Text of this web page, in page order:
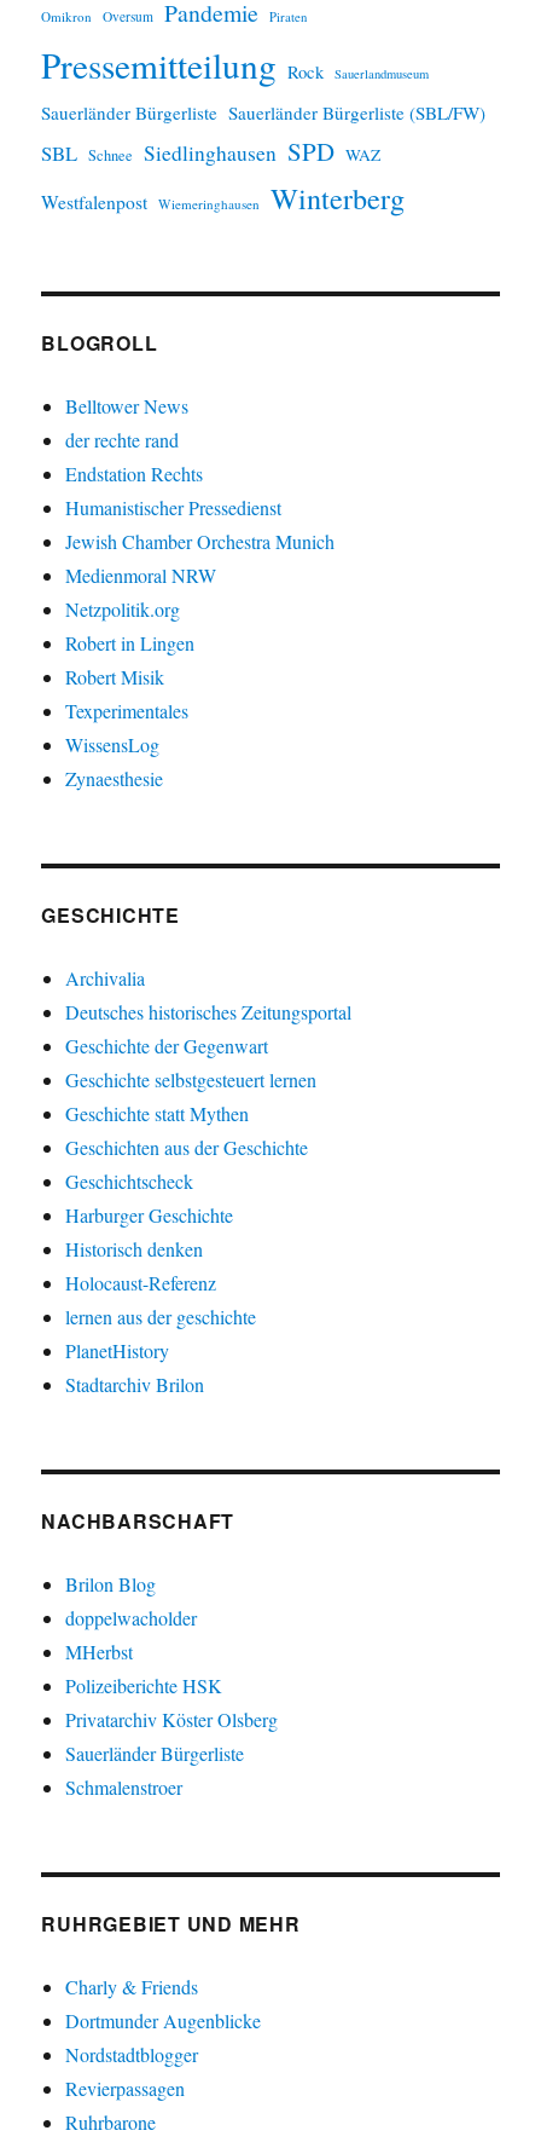
Omikron Oversum Pandemie Piraten
Pressemitteilung Rock Sauerlandmuseum
Sauerländer Bürgerliste Sauerländer Bürgerliste (SBL/FW)
SBL Schnee Siedlinghausen SPD WAZ
Westfalenpost Wiemeringhausen Winterberg
BLOGROLL
Belltower News
der rechte rand
Endstation Rechts
Humanistischer Pressedienst
Jewish Chamber Orchestra Munich
Medienmoral NRW
Netzpolitik.org
Robert in Lingen
Robert Misik
Texperimentales
WissensLog
Zynaesthesie
GESCHICHTE
Archivalia
Deutsches historisches Zeitungsportal
Geschichte der Gegenwart
Geschichte selbstgesteuert lernen
Geschichte statt Mythen
Geschichten aus der Geschichte
Geschichtscheck
Harburger Geschichte
Historisch denken
Holocaust-Referenz
lernen aus der geschichte
PlanetHistory
Stadtarchiv Brilon
NACHBARSCHAFT
Brilon Blog
doppelwacholder
MHerbst
Polizeiberichte HSK
Privatarchiv Köster Olsberg
Sauerländer Bürgerliste
Schmalenstroer
RUHRGEBIET UND MEHR
Charly & Friends
Dortmunder Augenblicke
Nordstadtblogger
Revierpassagen
Ruhrbarone